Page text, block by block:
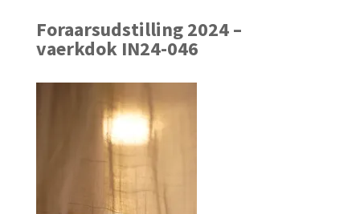
Foraarsudstilling 2024 –
vaerkdok IN24-046